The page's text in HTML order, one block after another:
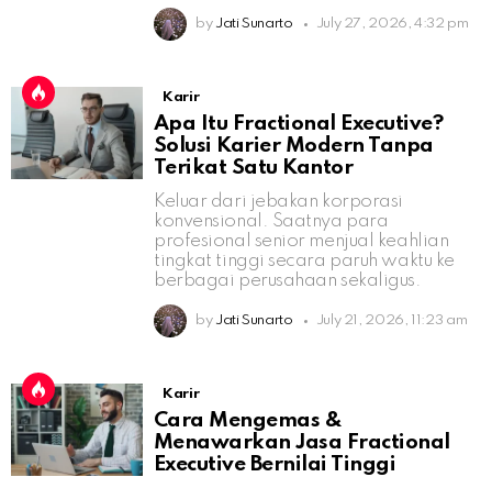
by Jati Sunarto July 27, 2026, 4:32 pm
Karir
Apa Itu Fractional Executive?
Solusi Karier Modern Tanpa
Terikat Satu Kantor
Keluar dari jebakan korporasi
konvensional. Saatnya para
profesional senior menjual keahlian
tingkat tinggi secara paruh waktu ke
berbagai perusahaan sekaligus.
by Jati Sunarto July 21, 2026, 11:23 am
Karir
Cara Mengemas &
Menawarkan Jasa Fractional
Executive Bernilai Tinggi